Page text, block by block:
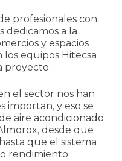
profesionales con
dedicamos a la
y espacios
equipos Hitecsa
proyecto.
el sector nos han
importan, y eso se
aire acondicionado
desde que
que el sistema
rendimiento.